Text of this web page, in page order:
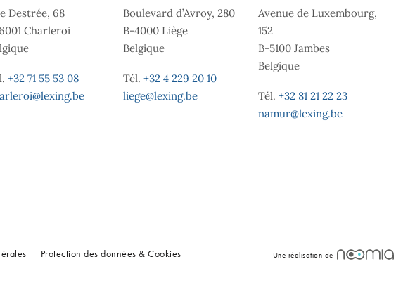
Destrée, 68
Charleroi
+32 71 55 53 08
Boulevard d’Avroy, 280
B-4000 Liège
Belgique
Tél. +32 4 229 20 10
liege@lexing.be
Avenue de Luxembourg,
152
B-5100 Jambes
Belgique
Tél.+32 81 21 22 23
namur@lexing.be
Protection des données & Cookies Une réalisation de